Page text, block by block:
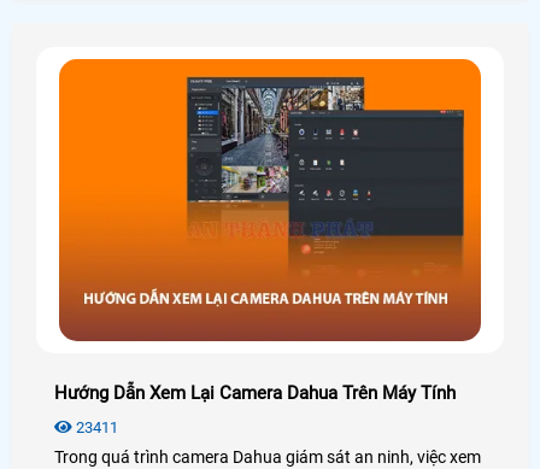
Hướng Dẫn Xem Lại Camera Dahua Trên Máy Tính
23411
Trong quá trình camera Dahua giám sát an ninh, việc xem